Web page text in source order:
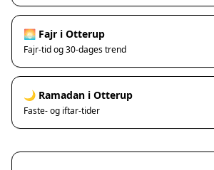
Vanløse
Haslev
Kalundborg
Korsør
🌅 Fajr i Otterup
Fajr-tid og 30-dages trend
🌙 Ramadan i Otterup
Faste- og iftar-tider